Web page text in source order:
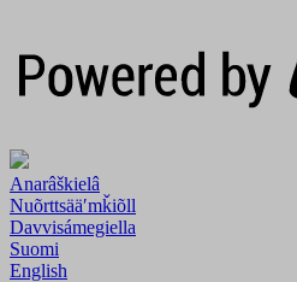
Anarâškielâ
Nuõrttsääʹmǩiõll
Davvisámegiella
Suomi
English